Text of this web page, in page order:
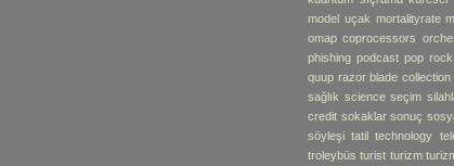
model uçak mortalityrate
omap coprocessors
phishing podcast pop rock
quup razor blade collection
sağlık science seçim
credit sokaklar sonuç
söyleşi tatil technology
troleybüs turist turizm